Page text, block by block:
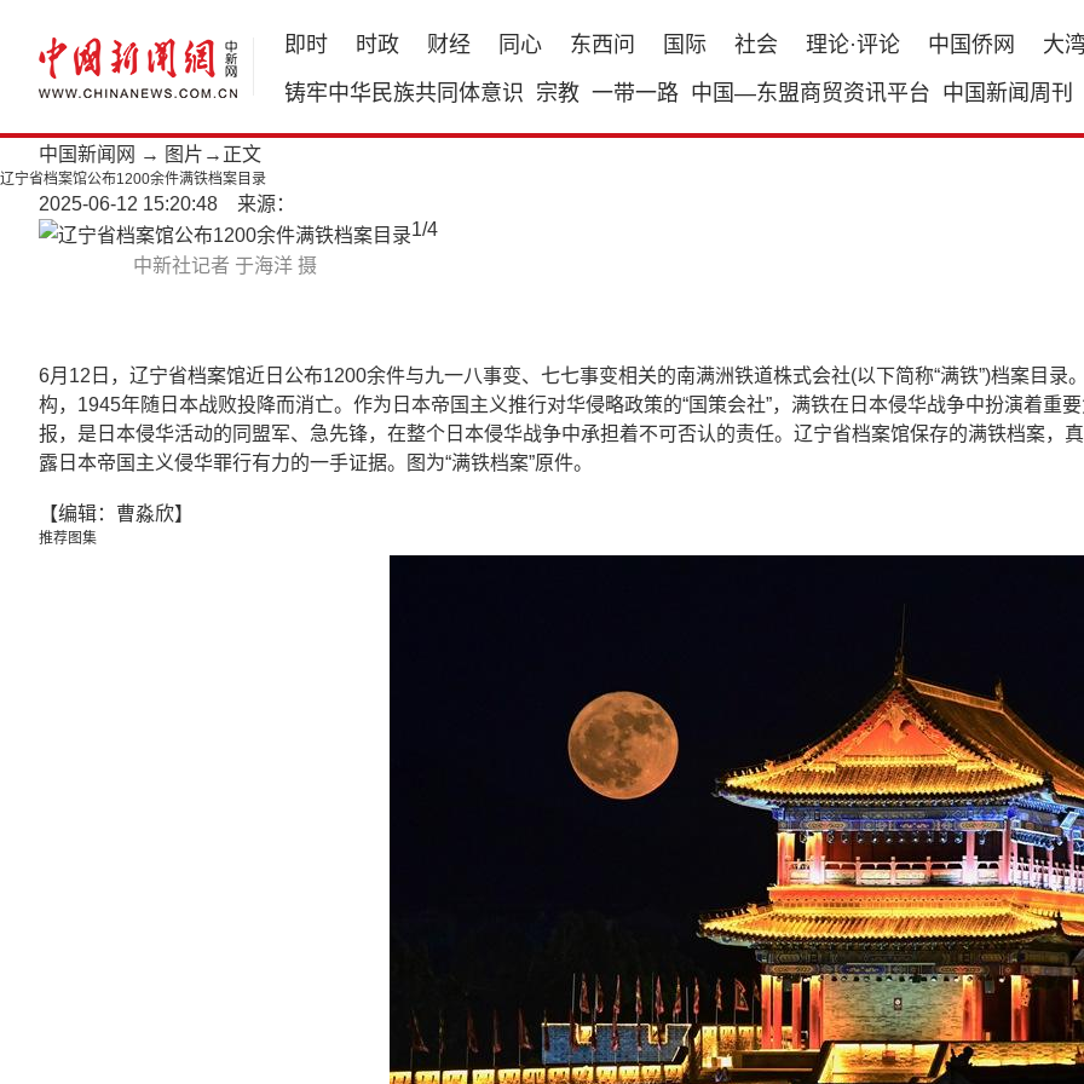
即时 时政 财经 同心 东西问 国际 社会 理论·评论 中国侨网
大
铸牢中华民族共同体意识 宗教 一带一路 中国—东盟商贸资讯平台 中国新闻周刊
中国新闻网 → 图片 →正文
辽宁省档案馆公布1200余件满铁档案目录
2025-06-12 15:20:48 来源：
中新社记者 于海洋 摄
1/4
6月12日，辽宁省档案馆近日公布1200余件与九一八事变、七七事变相关的南满洲铁道株式会社(以下简称“满铁”)档案目
构，1945年随日本战败投降而消亡。作为日本帝国主义推行对华侵略政策的“国策会社”，满铁在日本侵华战争中扮演着重
报，是日本侵华活动的同盟军、急先锋，在整个日本侵华战争中承担着不可否认的责任。辽宁省档案馆保存的满铁档案，
露日本帝国主义侵华罪行有力的一手证据。图为“满铁档案”原件。
【编辑：曹淼欣】
推荐图集